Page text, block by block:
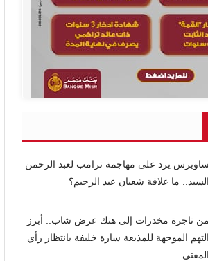
ساويرس يرد على مهاجمة ترامب لعبد الرحمن
السيد.. ما علاقة شعبان عبد الرحيم؟
من تاجرة مخدرات إلى هتك عرض شاب.. أبرز
التهم الموجهة للمذيعة سارة خليفة بانتظار رأي
المفتي